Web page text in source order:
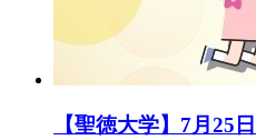
【聖徳大学】7月25